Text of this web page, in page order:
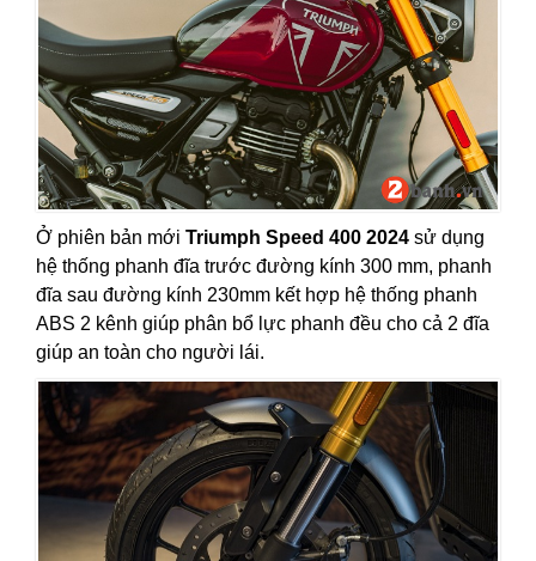
Ở phiên bản mới Triumph Speed 400 2024 sử dụng
hệ thống phanh đĩa trước đường kính 300 mm, phanh
đĩa sau đường kính 230mm kết hợp hệ thống phanh
ABS 2 kênh giúp phân bổ lực phanh đều cho cả 2 đĩa
giúp an toàn cho người lái.